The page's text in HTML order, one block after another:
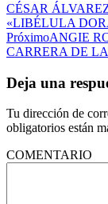
CÉSAR
«LIBÉLULA
PróximoANGIE
CARRERA DE
Deja una
Tu dirección de
obligatorios están
COMENTARIO